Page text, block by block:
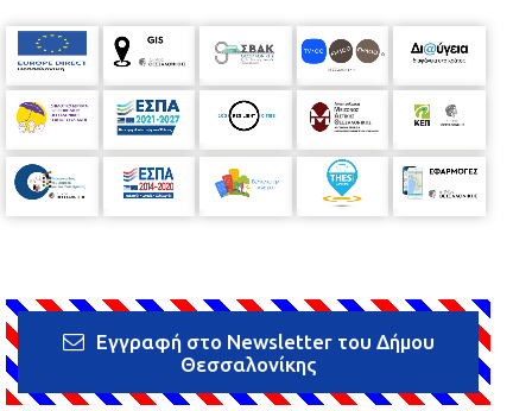
Εγγραφή στο Newsletter του Δήμου
Θεσσαλονίκης